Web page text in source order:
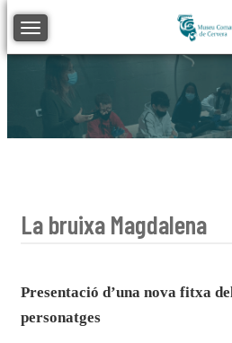
Toggle navigation
La bruixa Magdalena
Presentació d’una nova fitxa
personatges